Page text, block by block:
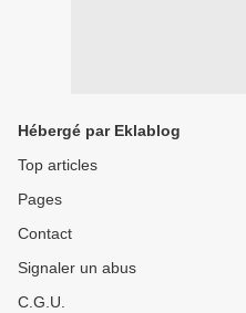
Hébergé par Eklablog
Top articles
Pages
Contact
Signaler un abus
C.G.U.